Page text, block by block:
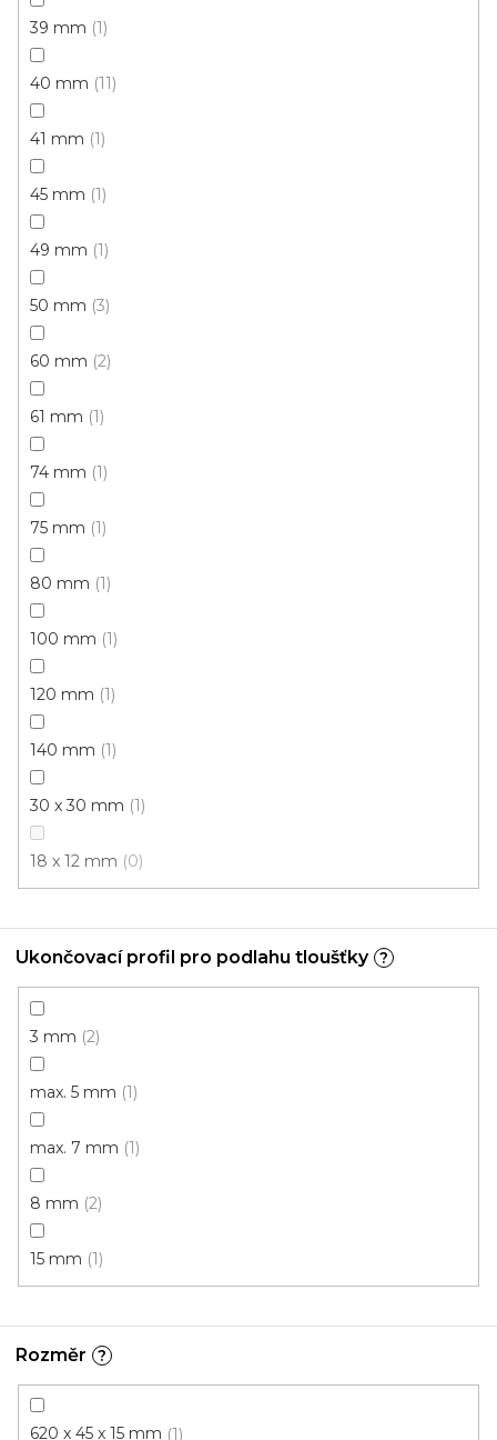
39 mm 1
40 mm 11
41 mm 1
45 mm 1
49 mm 1
50 mm 3
60 mm 2
61 mm 1
74 mm 1
75 mm 1
80 mm 1
100 mm 1
120 mm 1
140 mm 1
30 x 30 mm 1
18 x 12 mm 0
Ukončovací profil pro podlahu tloušťky ?
3 mm 2
max. 5 mm 1
max. 7 mm 1
8 mm 2
15 mm 1
Rozměr ?
620 x 45 x 15 mm 1
50 Kč
Kobercová lišta BOLTA 25387 TSL 55/6
91 Kč
Šedá